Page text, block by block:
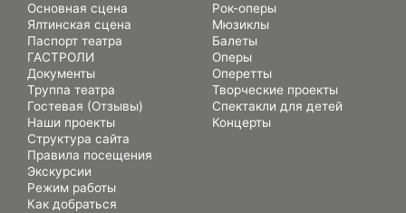
Основная сцена
Ялтинская сцена
Паспорт театра
ГАСТРОЛИ
Документы
Труппа театра
Гостевая (Отзывы)
Наши проекты
Структура сайта
Правила посещения
Экскурсии
Режим работы
Как добраться
Рок-оперы
Мюзиклы
Балеты
Оперы
Оперетты
Творческие проекты
Спектакли для детей
Концерты